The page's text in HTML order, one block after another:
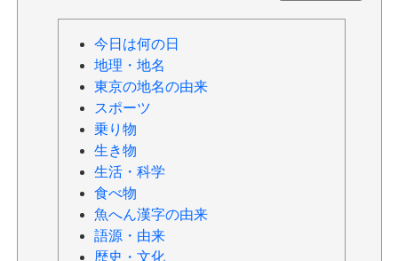
今日は何の日
地理・地名
東京の地名の由来
スポーツ
乗り物
生き物
生活・科学
食べ物
魚へん漢字の由来
語源・由来
歴史・文化